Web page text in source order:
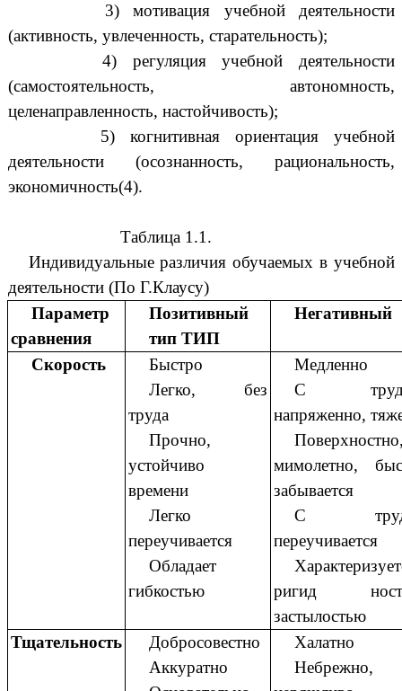
3) мотивация учебной деятельности
(активность, увлеченность, старательность);
4) регуляция учебной деятельности
(самостоятельность, автономность,
целенаправленность, настойчивость);
5) когнитивная ориентация учебной
деятельности (осознанность, рациональность,
экономичность(4).
Таблица 1.1.
Индивидуальные различия обучаемых в учебной
деятельности (По Г.Клаусу)
Параметр
сравнения
Позитивный
тип ТИП
Негативный
Скорость
Быстро
Легко, без
труда
Прочно,
устойчиво
времени
Легко
переучивается
Обладает
гибкостью
Медленно
С
напряженно,
мимолетно,
забывается
С
переучивается
ригид
застылостью
Тщательность
Добросовестно
Аккуратно
Халатно
Небрежно,